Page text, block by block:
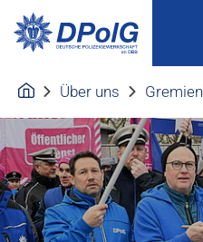
Über uns Gremien